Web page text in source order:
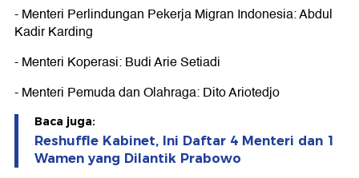
- Menteri Perlindungan Pekerja Migran Indonesia: Abdul
Kadir Karding
- Menteri Koperasi: Budi Arie Setiadi
- Menteri Pemuda dan Olahraga: Dito Ariotedjo
Baca juga:
Reshuffle Kabinet, Ini Daftar 4 Menteri dan 1
Wamen yang Dilantik Prabowo